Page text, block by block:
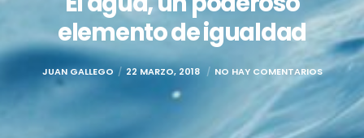
elemento de igualdad
JUAN GALLEGO 22 MARZO, 2018 NO HAY COMENTARIOS